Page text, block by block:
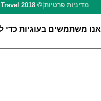
מדיניות פרטיות © OuTravel 2018 – כל הזכויות שמורות
אנו משתמשים בעוגיות כדי